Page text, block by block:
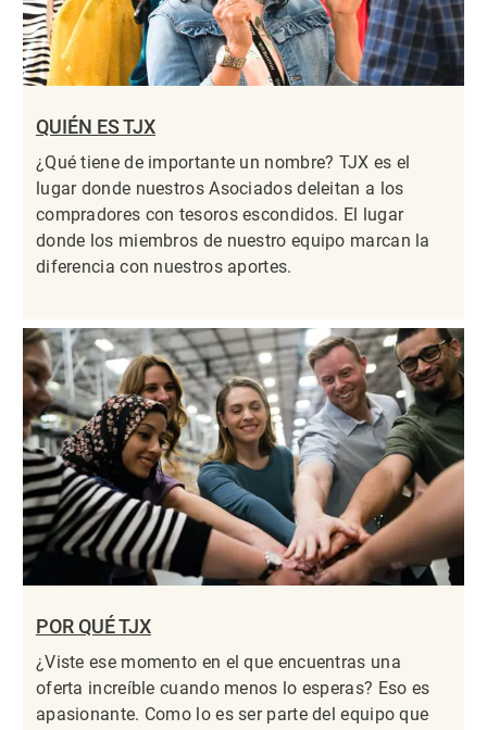
QUIÉN ES TJX
¿Qué tiene de importante un nombre? TJX es el
lugar donde nuestros Asociados deleitan a los
compradores con tesoros escondidos. El lugar
donde los miembros de nuestro equipo marcan la
diferencia con nuestros aportes.
POR QUÉ TJX
¿Viste ese momento en el que encuentras una
oferta increíble cuando menos lo esperas? Eso es
apasionante. Como lo es ser parte del equipo que